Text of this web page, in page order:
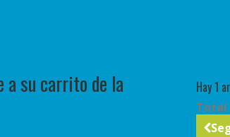
a su carrito de la Hay 1
Total